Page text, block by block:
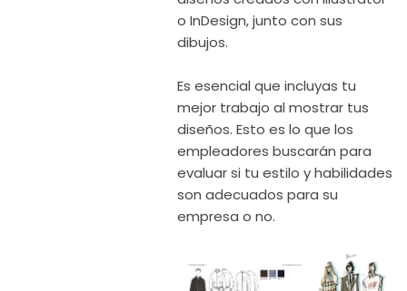
o InDesign, junto con sus
dibujos.
Es esencial que incluyas tu
mejor trabajo al mostrar tus
diseños. Esto es lo que los
empleadores buscarán para
evaluar si tu estilo y habilidades
son adecuados para su
empresa o no.